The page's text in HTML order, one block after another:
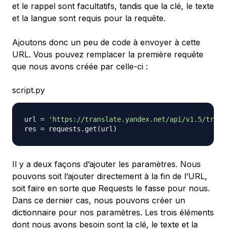
et le rappel sont facultatifs, tandis que la clé, le texte
et la langue sont requis pour la requête.
Ajoutons donc un peu de code à envoyer à cette
URL. Vous pouvez remplacer la première requête
que nous avons créée par celle-ci :
script.py
url =
'https://translate.yandex.net/api/v1.5/
res = requests . get (url)
Il y a deux façons d’ajouter les paramètres. Nous
pouvons soit l’ajouter directement à la fin de l’URL,
soit faire en sorte que Requests le fasse pour nous.
Dans ce dernier cas, nous pouvons créer un
dictionnaire pour nos paramètres. Les trois éléments
dont nous avons besoin sont la clé, le texte et la